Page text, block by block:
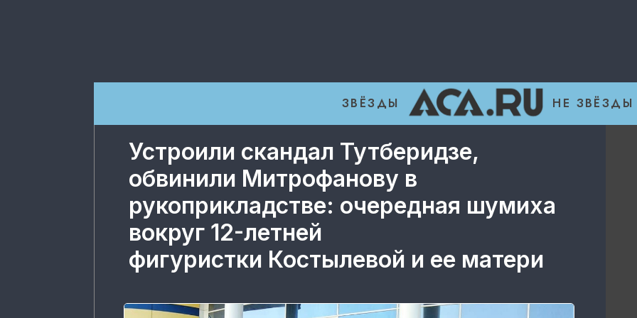
ЗВЁЗДЫ НЕ ЗВЁЗДЫ
Устроили скандал Тутберидзе,
обвинили Митрофанову в
рукоприкладстве: очередная шумиха
вокруг 12-летней
фигуристки Костылевой и ее матери